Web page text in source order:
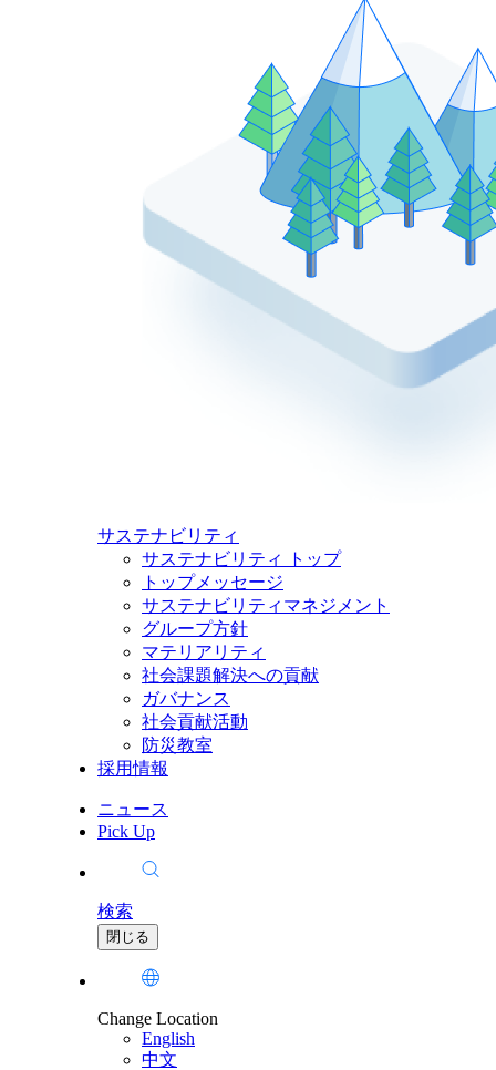
サステナビリティ
サステナビリティ トップ
トップメッセージ
サステナビリティマネジメント
グループ方針
マテリアリティ
社会課題解決への貢献
ガバナンス
社会貢献活動
防災教室
採用情報
ニュース
Pick Up
検索
閉じる
Change Location
English
中文